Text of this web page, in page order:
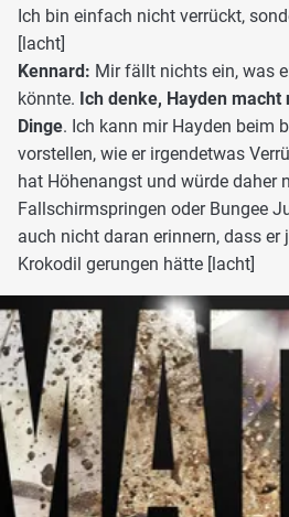
Ich bin einfach nicht verrückt,
[lacht]
Kennard: Mir fällt nichts ein, was
könnte. Ich denke, Hayden
Dinge. Ich kann mir Hayden beim
vorstellen, wie er irgendetwas
hat Höhenangst und würde daher
Fallschirmspringen oder Bungee
auch nicht daran erinnern, dass er
Krokodil gerungen hätte [lacht]